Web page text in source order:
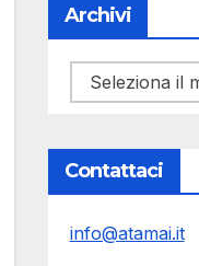
Archivi
Archivi
Contattaci
info@atamai.it